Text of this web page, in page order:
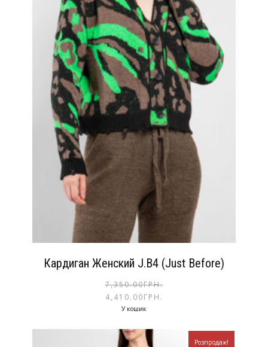
Кардиган Женский J.B4 (Just Before)
7,350.00ГРН.
4,410.00ГРН.
У кошик
Розпродаж!